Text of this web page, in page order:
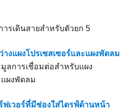
รเดินสายสำหรับตัวยก 5
างแผงโปรเซสเซอร์และแผงพัดลม
ลการเชื่อมต่อสำหรับแผง
แผงพัดลม
ฟเวอร์ที่มีช่องใส่ไดรฟ์ด้านหน้า